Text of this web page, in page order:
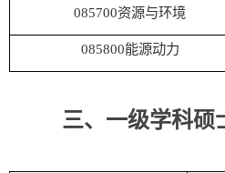
085700资源与环境
085800能源动力
三、一级学科硕